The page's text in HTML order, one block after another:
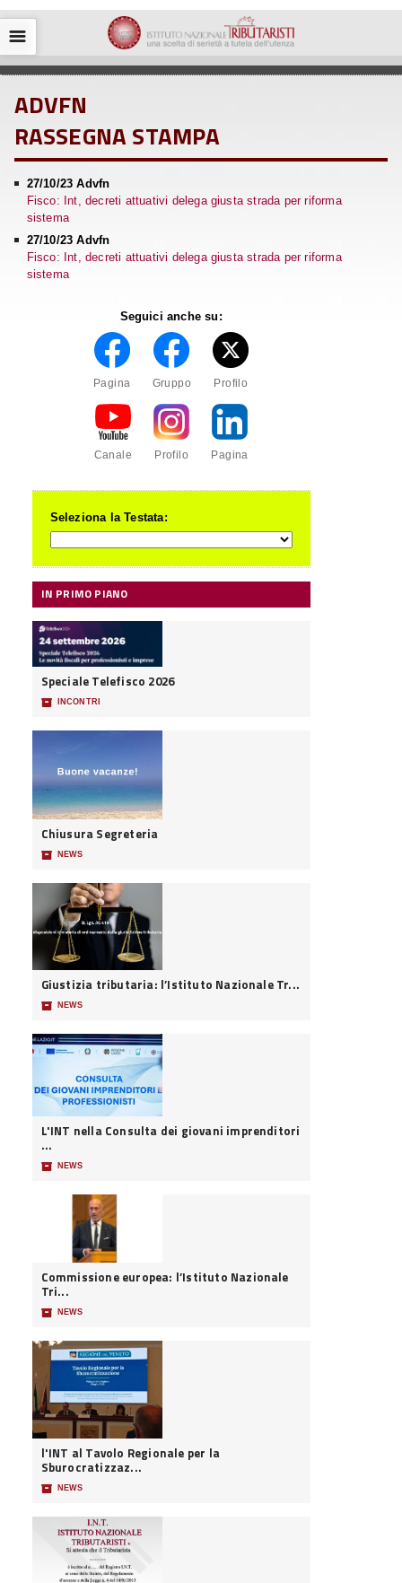
☰
ADVFN
RASSEGNA STAMPA
27/10/23 Advfn
Fisco: Int, decreti attuativi delega giusta strada per riforma
sistema
27/10/23 Advfn
Fisco: Int, decreti attuativi delega giusta strada per riforma
sistema
Seguici anche su:
Pagina Gruppo Profilo
Canale Profilo Pagina
Seleziona la Testata:
IN PRIMO PIANO
Speciale Telefisco 2026
📦 INCONTRI
Chiusura Segreteria
📦 NEWS
Giustizia tributaria: l’Istituto Nazionale Tr...
📦 NEWS
L'INT nella Consulta dei giovani imprenditori
...
📦 NEWS
Commissione europea: l’Istituto Nazionale
Tri...
📦 NEWS
l'INT al Tavolo Regionale per la
Sburocratizzaz...
📦 NEWS